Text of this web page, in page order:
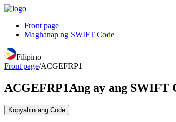
Front page
Maghanap ng SWIFT Code
Filipino
Front page/ACGEFRP1
ACGEFRP1Ang ay ang SWIFT
Kopyahin ang Code